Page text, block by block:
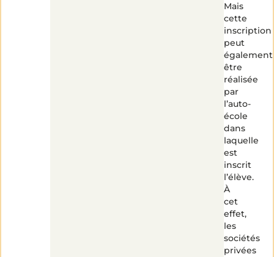
Mais
cette
inscription
peut
également
être
réalisée
par
l’auto-
école
dans
laquelle
est
inscrit
l’élève.
À
cet
effet,
les
sociétés
privées